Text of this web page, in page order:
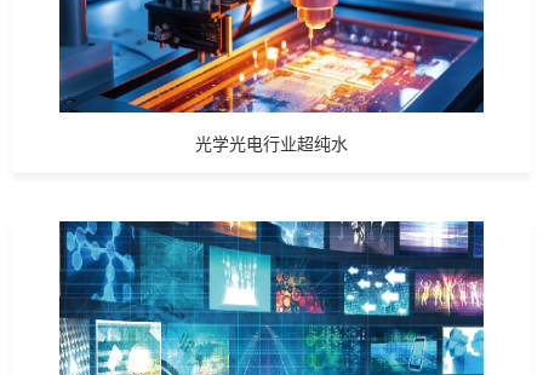
光学光电行业超纯水